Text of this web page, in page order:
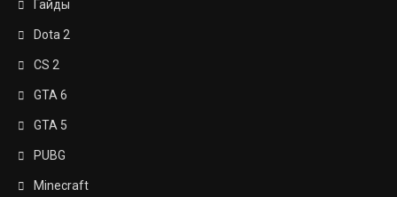
Гайды
Dota 2
CS 2
GTA 6
GTA 5
PUBG
Minecraft